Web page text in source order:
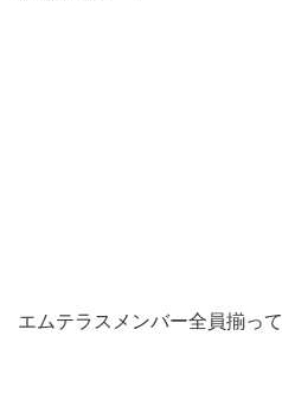
エムテラスメンバー全員揃って